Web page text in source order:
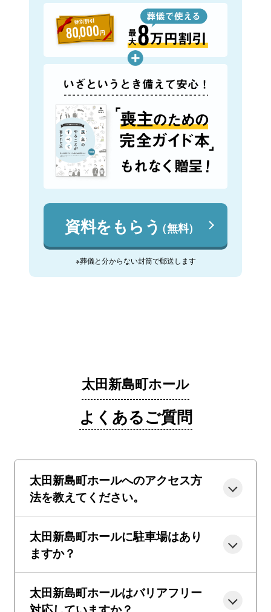
資料をもらう（無料）
※葬儀と分からない封筒で郵送します
太田新島町ホール
よくあるご質問
太田新島町ホールへのアクセス方
法を教えてください。
太田新島町ホールに駐車場はあり
ますか？
太田新島町ホールはバリアフリー